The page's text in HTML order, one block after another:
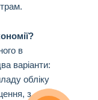
в
варіанти:
обліку
з